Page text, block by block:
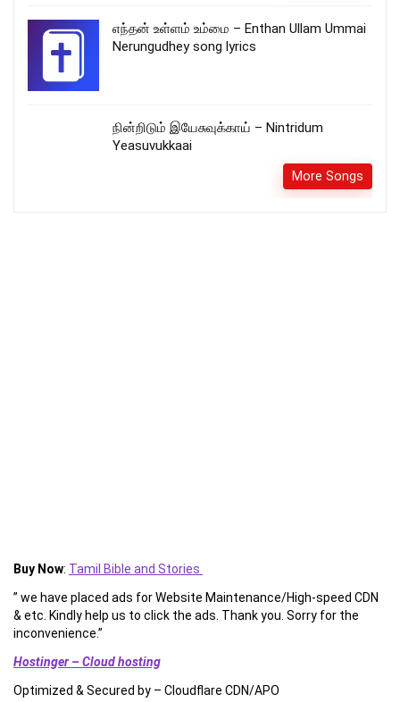
எந்தன் உள்ளம் உம்மை – Enthan Ullam Ummai
Nerungudhey song lyrics
நின்றிடும் இயேசுவுக்காய் – Nintridum
Yeasuvukkaai
More Songs
Buy Now: Tamil Bible and Stories
” we have placed ads for Website Maintenance/High-speed CDN
& etc. Kindly help us to click the ads. Thank you. Sorry for the
inconvenience.”
Hostinger – Cloud hosting
Optimized & Secured by – Cloudflare CDN/APO